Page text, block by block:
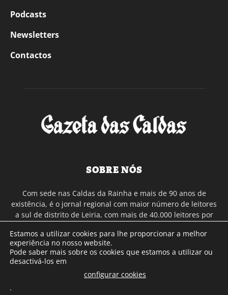
Podcasts
Newsletters
Contactos
SOBRE NÓS
Com sede nas Caldas da Rainha e mais de 90 anos de
existência, é o jornal regional com maior número de leitores
a sul de distrito de Leiria, com mais de 40.000 leitores por
Continental e assinatura online.
SIGA-NOS
Estamos a utilizar cookies para lhe proporcionar a melhor
experiência no nosso website.
Pode saber mais sobre os cookies que estamos a utilizar ou
desactivá-los em
configurar cookies
.